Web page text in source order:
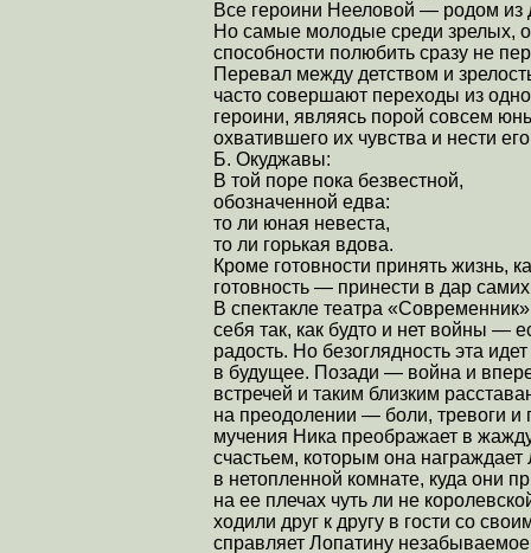
Все героини Нееловой — родом из
Но самые молодые среди зрелых,
способности полюбить сразу не
Перевал между детством и
часто совершают переходы из
героини, являясь порой совсем
охватившего их чувства и нести
Б. Окуджавы:
В той поре пока безвестной,
обозначенной едва:
то ли юная невеста,
то ли горькая вдова.
Кроме готовности принять жизнь,
готовность — принести в дар
В спектакле театра
себя так, как будто и нет войны —
радость. Но безоглядность эта
в будущее. Позади — война и
встречей и таким близким
на преодолении — боли, тревоги и
мучения Ника преображает в
счастьем, которым она
в нетопленной комнате, куда они
на ее плечах чуть ли не
ходили друг к другу в гости со
справляет Лопатину